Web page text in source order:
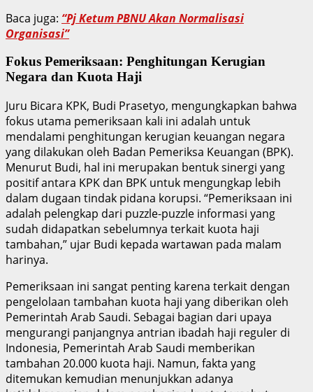
Baca juga: “Pj Ketum PBNU Akan Normalisasi
Organisasi”
Fokus Pemeriksaan: Penghitungan Kerugian
Negara dan Kuota Haji
Juru Bicara KPK, Budi Prasetyo, mengungkapkan bahwa
fokus utama pemeriksaan kali ini adalah untuk
mendalami penghitungan kerugian keuangan negara
yang dilakukan oleh Badan Pemeriksa Keuangan (BPK).
Menurut Budi, hal ini merupakan bentuk sinergi yang
positif antara KPK dan BPK untuk mengungkap lebih
dalam dugaan tindak pidana korupsi. “Pemeriksaan ini
adalah pelengkap dari puzzle-puzzle informasi yang
sudah didapatkan sebelumnya terkait kuota haji
tambahan,” ujar Budi kepada wartawan pada malam
harinya.
Pemeriksaan ini sangat penting karena terkait dengan
pengelolaan tambahan kuota haji yang diberikan oleh
Pemerintah Arab Saudi. Sebagai bagian dari upaya
mengurangi panjangnya antrian ibadah haji reguler di
Indonesia, Pemerintah Arab Saudi memberikan
tambahan 20.000 kuota haji. Namun, fakta yang
ditemukan kemudian menunjukkan adanya